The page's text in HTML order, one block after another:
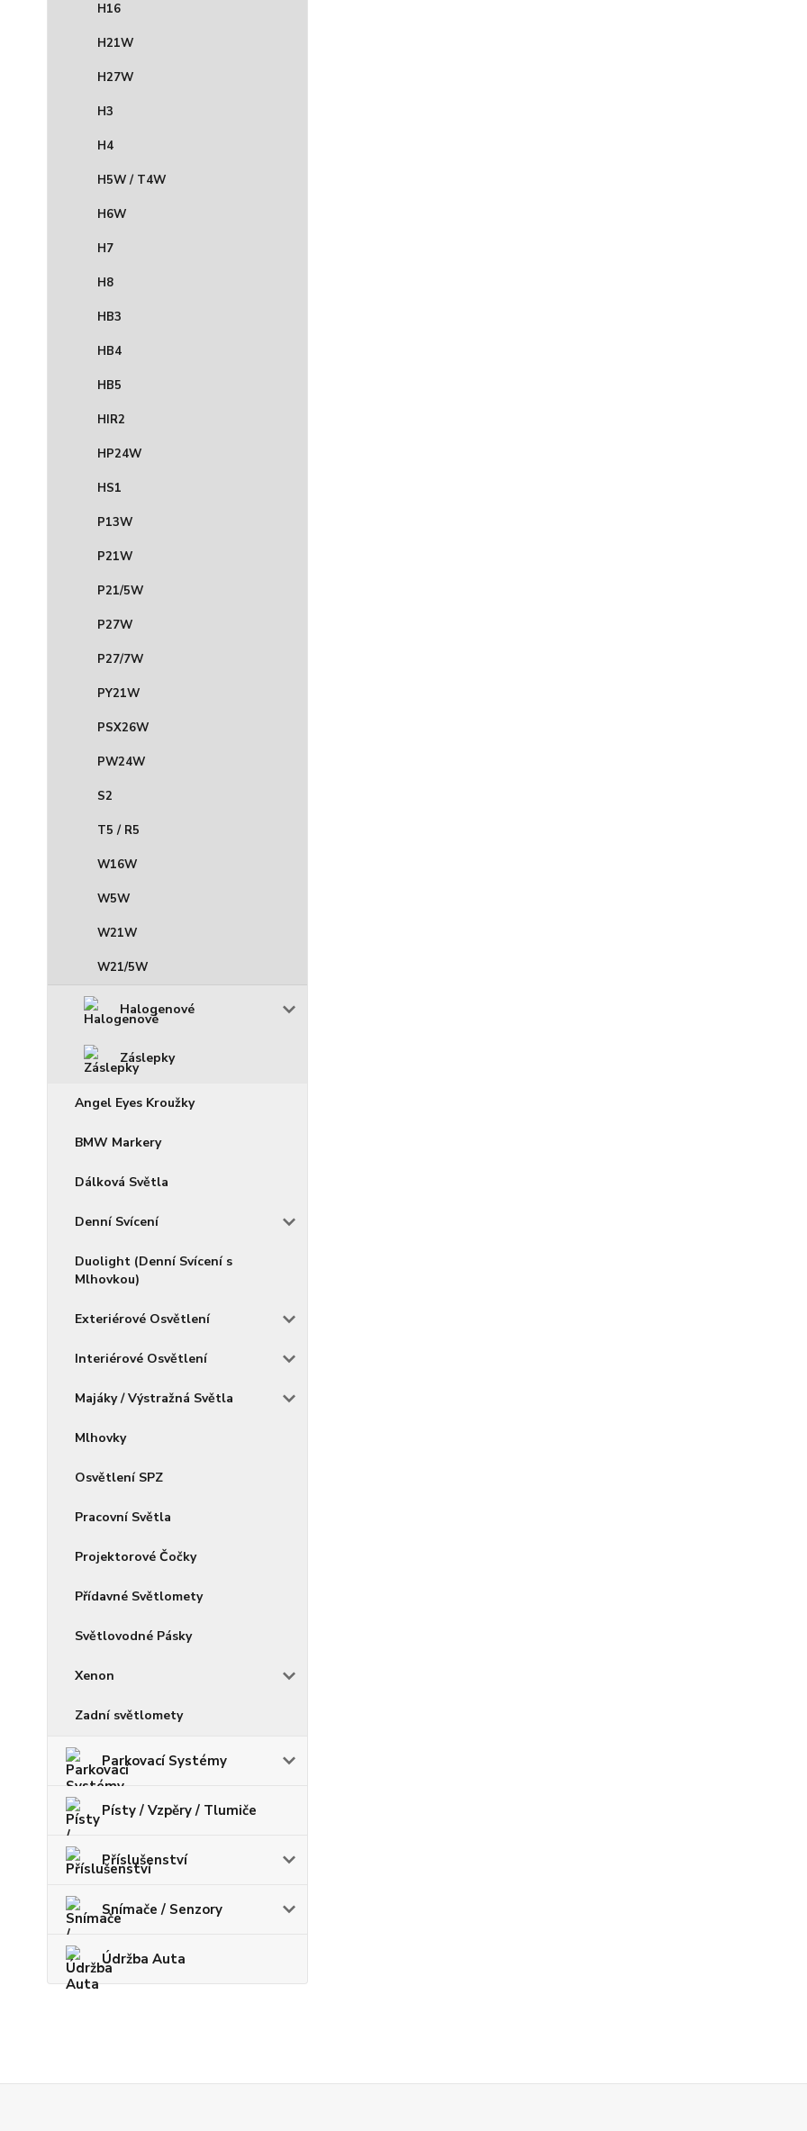
H16
H21W
H27W
H3
H4
H5W / T4W
H6W
H7
H8
HB3
HB4
HB5
HIR2
HP24W
HS1
P13W
P21W
P21/5W
P27W
P27/7W
PY21W
PSX26W
PW24W
S2
T5 / R5
W16W
W5W
W21W
W21/5W
Halogenové
Záslepky
Angel Eyes Kroužky
BMW Markery
Dálková Světla
Denní Svícení
Duolight (Denní Svícení s
Mlhovkou)
Exteriérové Osvětlení
Interiérové Osvětlení
Majáky / Výstražná Světla
Mlhovky
Osvětlení SPZ
Pracovní Světla
Projektorové Čočky
Přídavné Světlomety
Světlovodné Pásky
Xenon
Zadní světlomety
Parkovací Systémy
Písty / Vzpěry / Tlumiče
Příslušenství
Snímače / Senzory
Údržba Auta